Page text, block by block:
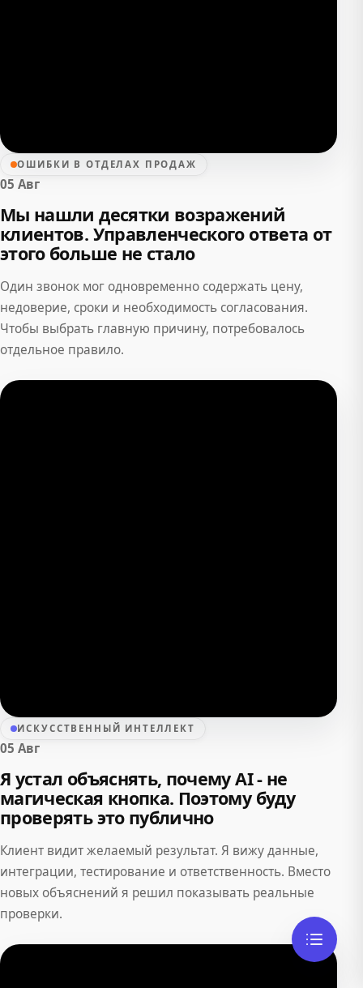
ОШИБКИ В ОТДЕЛАХ ПРОДАЖ
05 Авг
Мы нашли десятки возражений
клиентов. Управленческого ответа от
этого больше не стало
Один звонок мог одновременно содержать цену,
недоверие, сроки и необходимость согласования.
Чтобы выбрать главную причину, потребовалось
отдельное правило.
ИСКУССТВЕННЫЙ ИНТЕЛЛЕКТ
05 Авг
Я устал объяснять, почему AI - не
магическая кнопка. Поэтому буду
проверять это публично
Клиент видит желаемый результат. Я вижу данные,
интеграции, тестирование и ответственность. Вместо
новых объяснений я решил показывать реальные
проверки.